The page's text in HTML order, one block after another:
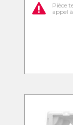
Pièce
appel